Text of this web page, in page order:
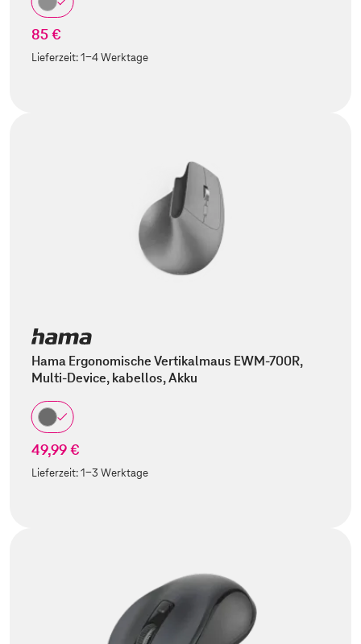
85 €
Lieferzeit:1-4 Werktage
Hama Ergonomische Vertikalmaus EWM-700R,
Multi-Device, kabellos, Akku
49,99 €
Lieferzeit:1-3 Werktage